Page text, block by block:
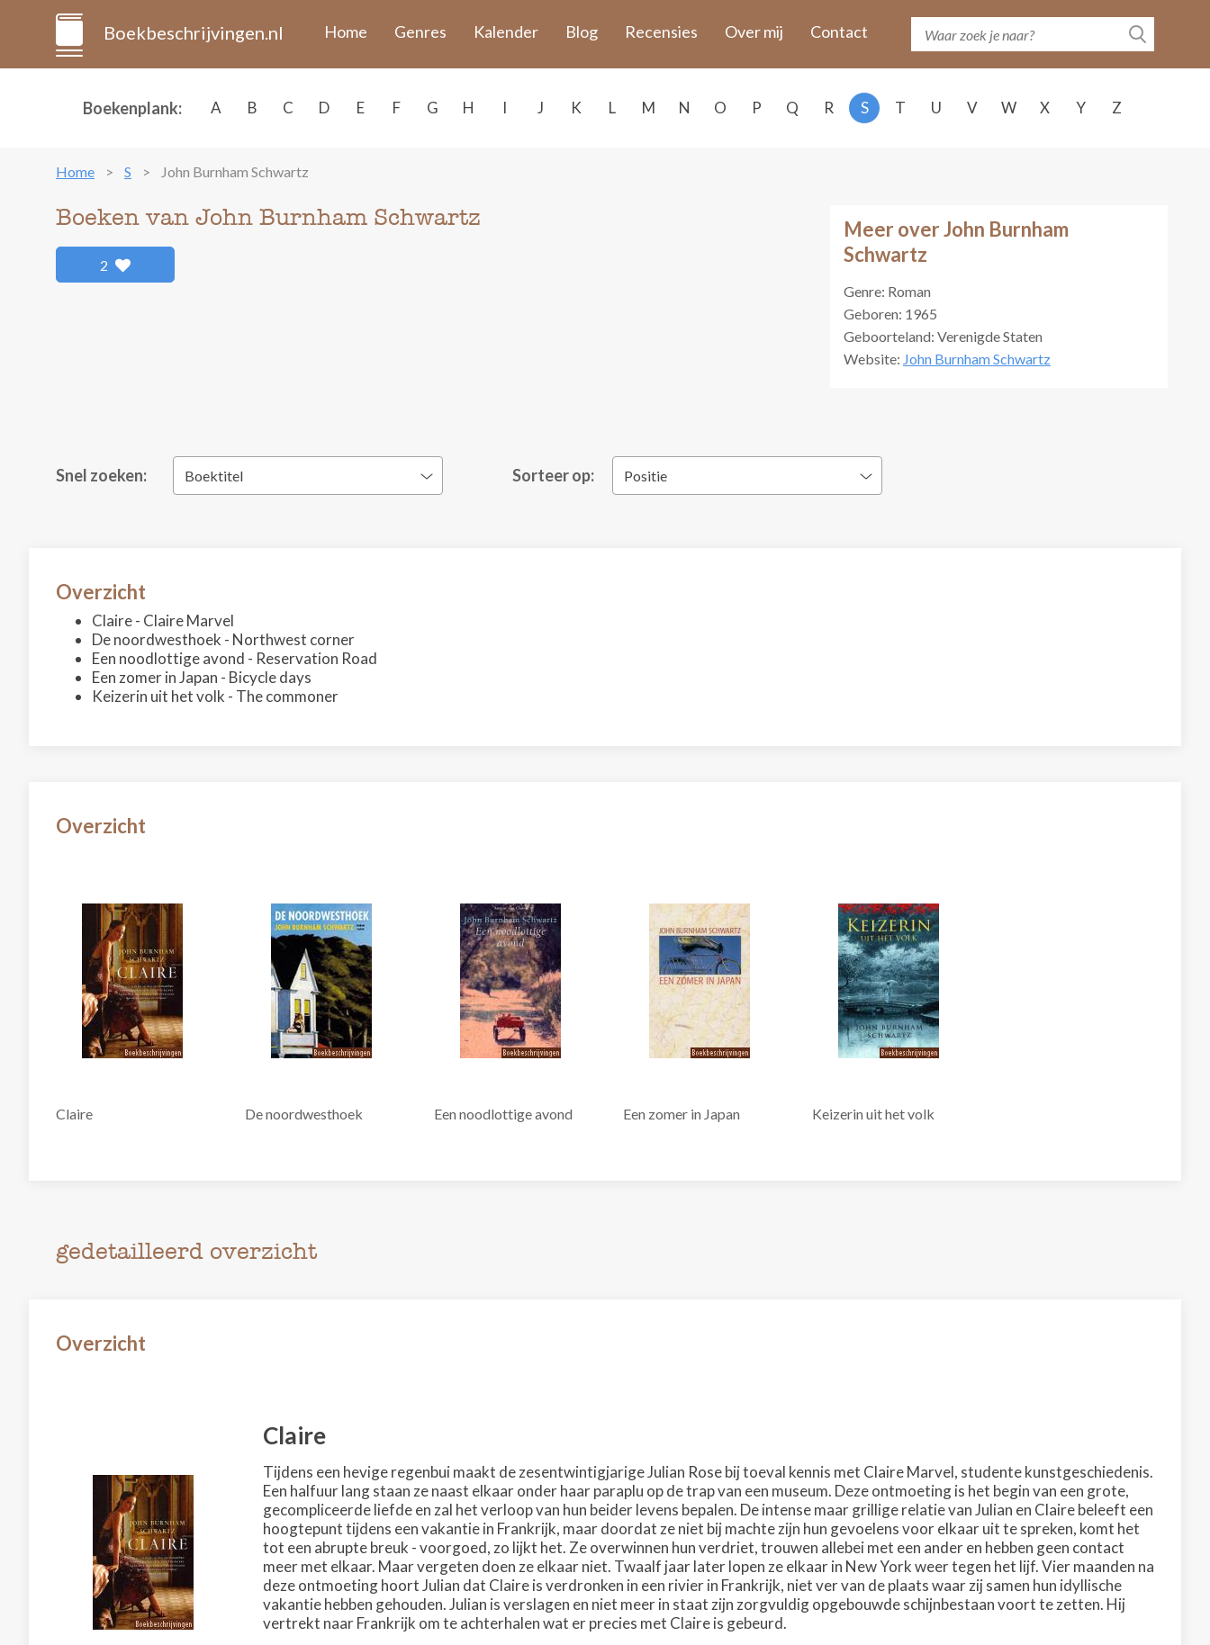
Boekbeschrijvingen.nl Home Genres Kalender Blog Recensies Over mij Contact
Boekenplank: A B C D E F G H I J K L M N O P Q R S T U V W X Y Z
Home S John Burnham Schwartz
Meer over John Burnham
Schwartz
Genre: Roman
Geboren: 1965
Geboorteland: Verenigde Staten
Website: John Burnham Schwartz
Boeken van John Burnham Schwartz
2
Snel zoeken: Boektitel Sorteer op: Positie
Overzicht
Claire - Claire Marvel
De noordwesthoek - Northwest corner
Een noodlottige avond - Reservation Road
Een zomer in Japan - Bicycle days
Keizerin uit het volk - The commoner
Overzicht
Claire De noordwesthoek Een noodlottige avond Een zomer in Japan Keizerin uit het volk
gedetailleerd overzicht
Overzicht
Claire
Tijdens een hevige regenbui maakt de zesentwintigjarige Julian Rose bij toeval kennis met Claire Marvel, studente kunstgeschiedenis.
Een halfuur lang staan ze naast elkaar onder haar paraplu op de trap van een museum. Deze ontmoeting is het begin van een grote,
gecompliceerde liefde en zal het verloop van hun beider levens bepalen. De intense maar grillige relatie van Julian en Claire beleeft een
hoogtepunt tijdens een vakantie in Frankrijk, maar doordat ze niet bij machte zijn hun gevoelens voor elkaar uit te spreken, komt het
tot een abrupte breuk - voorgoed, zo lijkt het. Ze overwinnen hun verdriet, trouwen allebei met een ander en hebben geen contact
meer met elkaar. Maar vergeten doen ze elkaar niet. Twaalf jaar later lopen ze elkaar in New York weer tegen het lijf. Vier maanden na
deze ontmoeting hoort Julian dat Claire is verdronken in een rivier in Frankrijk, niet ver van de plaats waar zij samen hun idyllische
vakantie hebben gehouden. Julian is verslagen en niet meer in staat zijn zorgvuldig opgebouwde schijnbestaan voort te zetten. Hij
vertrekt naar Frankrijk om te achterhalen wat er precies met Claire is gebeurd.